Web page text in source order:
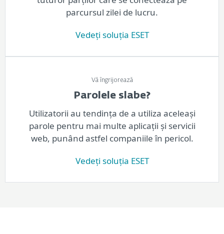
parcursul zilei de lucru.
Vedeți soluția ESET
Vă îngrijorează
Parolele slabe?
Utilizatorii au tendința de a utiliza aceleași
parole pentru mai multe aplicații și servicii
web, punând astfel companiile în pericol.
Vedeți soluția ESET